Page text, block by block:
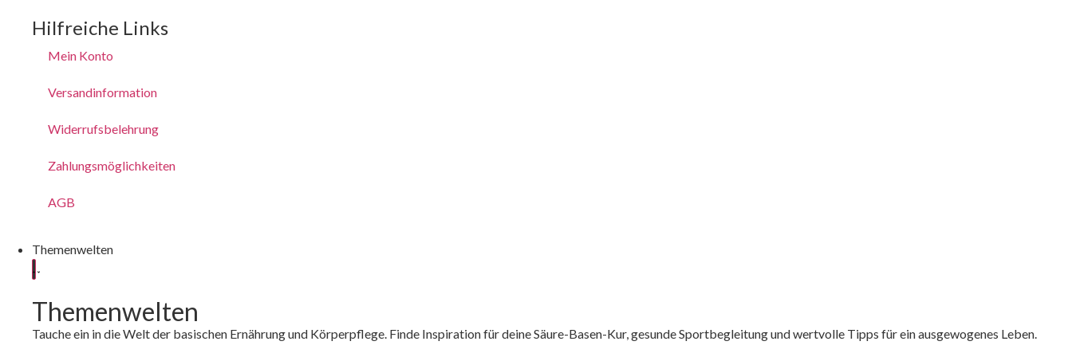
Hilfreiche Links
Mein Konto
Versandinformation
Widerrufsbelehrung
Zahlungsmöglichkeiten
AGB
Themenwelten
Themenwelten
Tauche ein in die Welt der basischen Ernährung und Körperpflege. Finde Inspiration für deine Säure-Basen-Kur, gesunde Sportbegleitung und wertvolle Tipps für ein ausgewogenes Leben.